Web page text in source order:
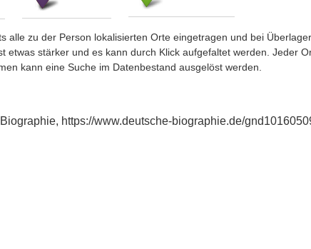
alle zu der Person lokalisierten Orte eingetragen und bei
etwas stärker und es kann durch Klick aufgefaltet werden. Jeder
kann eine Suche im Datenbestand ausgelöst werden.
https://www.deutsche-biographie.de/